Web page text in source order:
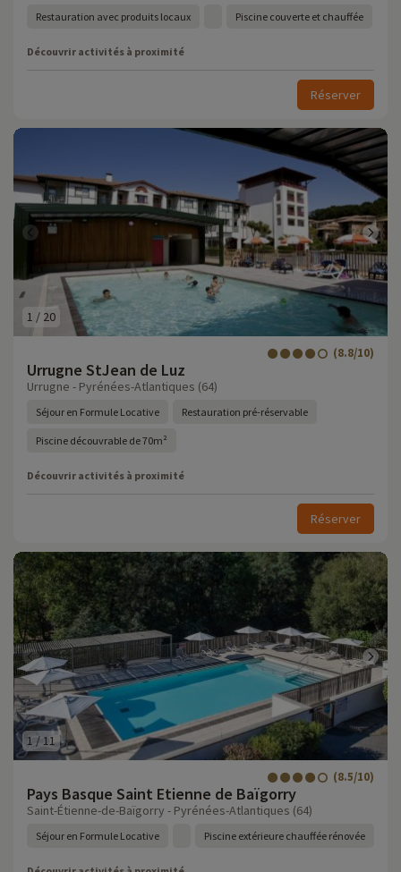
Restauration avec produits locaux Piscine couverte et chauffée
Découvrir activités à proximité
Réserver
1 / 20
Urrugne StJean de Luz
(8.8/10)
Urrugne - Pyrénées-Atlantiques (64)
Séjour en Formule Locative Restauration pré-réservable
Piscine découvrable de 70m²
Découvrir activités à proximité
Réserver
1 / 11
Pays Basque Saint Etienne de Baïgorry
(8.5/10)
Saint-Étienne-de-Baïgorry - Pyrénées-Atlantiques (64)
Séjour en Formule Locative Piscine extérieure chauffée rénovée